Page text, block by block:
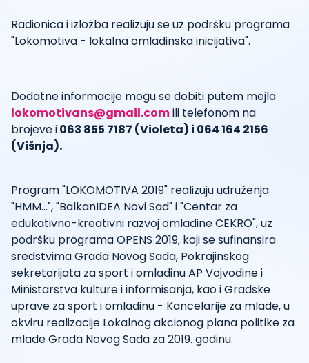
Radionica i izložba realizuju se uz podršku programa
"Lokomotiva - lokalna omladinska inicijativa".
Dodatne informacije mogu se dobiti putem mejla
lokomotivans@gmail.comili telefonom na
brojeve i063 855 7187 (Violeta) i 064 164 2156
(Višnja).
Program "LOKOMOTIVA 2019" realizuju udruženja
"HMM...", "BalkanIDEA Novi Sad" i "Centar za
edukativno-kreativni razvoj omladine CEKRO", uz
podršku programa OPENS 2019, koji se sufinansira
sredstvima Grada Novog Sada, Pokrajinskog
sekretarijata za sport i omladinu AP Vojvodine i
Ministarstva kulture i informisanja, kao i Gradske
uprave za sport i omladinu - Kancelarije za mlade, u
okviru realizacije Lokalnog akcionog plana politike za
mlade Grada Novog Sada za 2019. godinu.